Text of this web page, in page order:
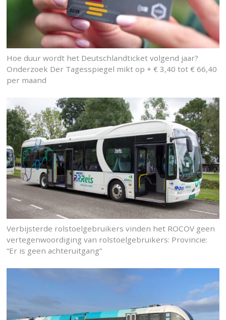
Hoe duur wordt het Deutschlandticket volgend jaar?
Onderzoek Der Tagesspiegel mikt op + € 3,40 tot € 66,40
per maand
Verbijsterde rolstoelgebruikers vinden het ROCOV geen
vertegenwoordiging van rolstoelgebruikers: Provincie:
“Er is geen achteruitgang”